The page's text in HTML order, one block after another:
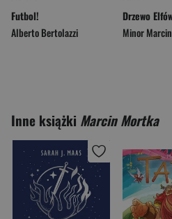
Futbol!
Alberto Bertolazzi
Minor Marcin
Inne książki Marcin Mortka